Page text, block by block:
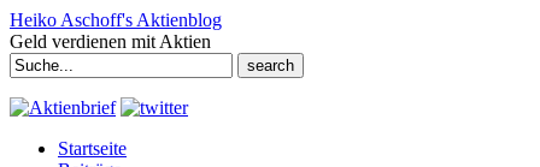
Heiko Aschoff's Aktienblog
Geld verdienen mit Aktien
Search
for:
Startseite